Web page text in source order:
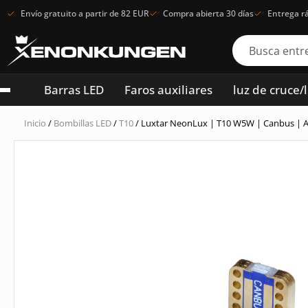
Envío gratuito a partir de 82 EUR Compra abierta 30 días Entrega
Barras LED Faros auxiliares luz de
Inicio / Bombillas LED/T10/ Luxtar NeonLux | T10 W5W | Canbus |